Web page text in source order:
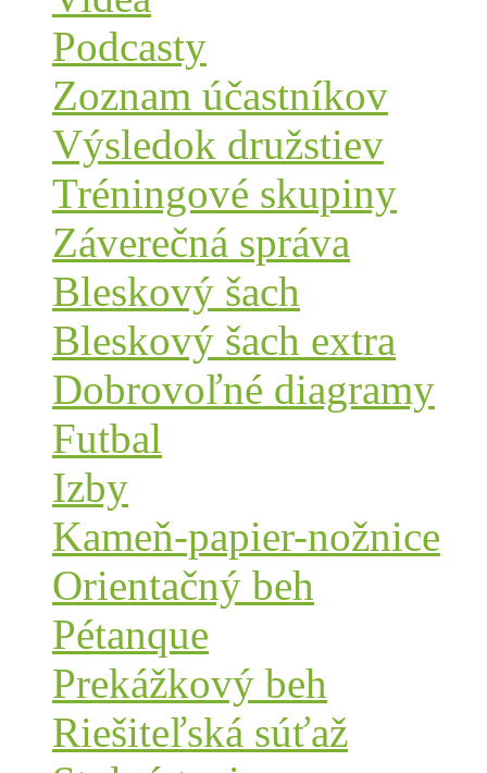
Podcasty
Zoznam účastníkov
Výsledok družstiev
Tréningové skupiny
Záverečná správa
Bleskový šach
Bleskový šach extra
Dobrovoľné diagramy
Futbal
Izby
Kameň-papier-nožnice
Orientačný beh
Pétanque
Prekážkový beh
Riešiteľská súťaž